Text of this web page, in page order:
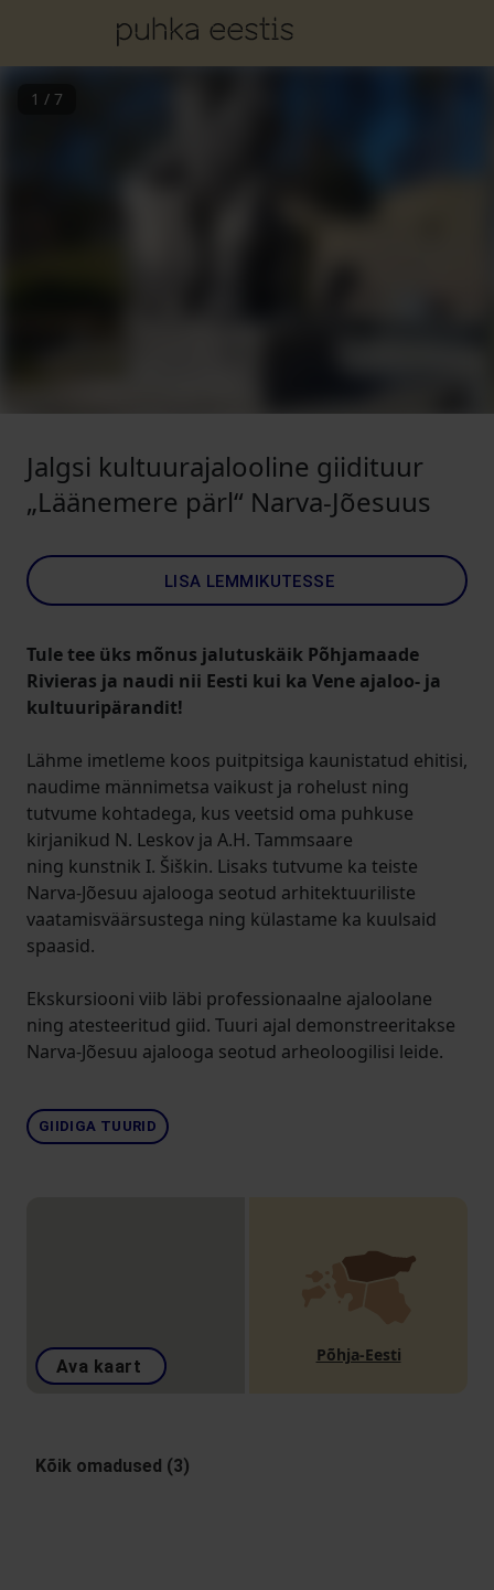
1 / 7
Jalgsi kultuurajalooline giidituur
„Läänemere pärl“ Narva-Jõesuus
LISA LEMMIKUTESSE
Tule tee üks mõnus jalutuskäik Põhjamaade
Rivieras ja naudi nii Eesti kui ka Vene ajaloo- ja
kultuuripärandit!
Lähme imetleme koos puitpitsiga kaunistatud ehitisi,
naudime männimetsa vaikust ja rohelust ning
tutvume kohtadega, kus veetsid oma puhkuse
kirjanikud N. Leskov ja A.H. Tammsaare
ning kunstnik I. Šiškin. Lisaks tutvume ka teiste
Narva-Jõesuu ajalooga seotud arhitektuuriliste
vaatamisväärsustega ning külastame ka kuulsaid
spaasid.
Ekskursiooni viib läbi professionaalne ajaloolane
ning atesteeritud giid. Tuuri ajal demonstreeritakse
Narva-Jõesuu ajalooga seotud arheoloogilisi leide.
GIIDIGA TUURID
Ava kaart
Põhja-Eesti
Kõik omadused (3)